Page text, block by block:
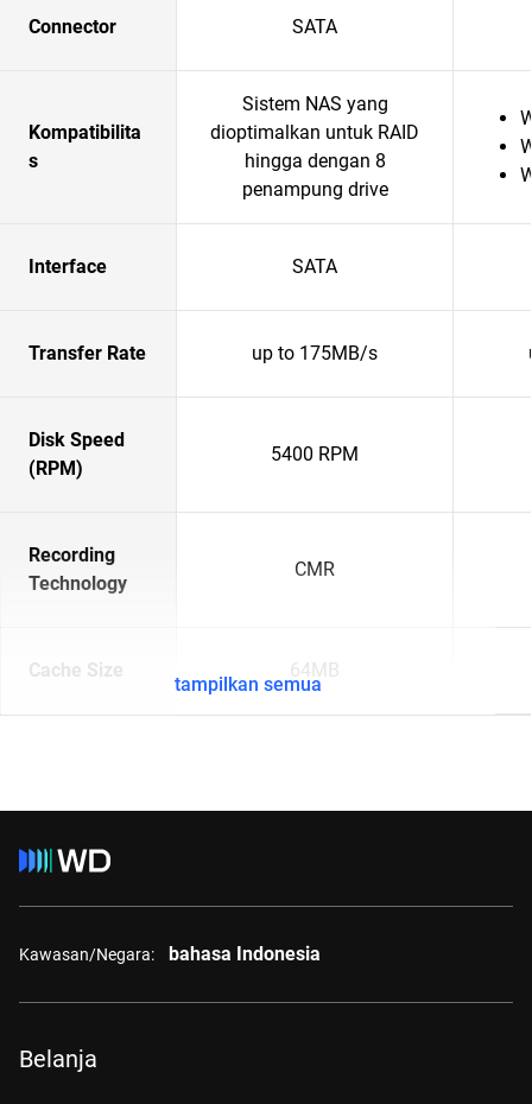
Connector SATA
Kompatibilita
s
Sistem NAS yang
dioptimalkan untuk RAID
hingga dengan 8
penampung drive
Interface SATA
Transfer Rate up to 175MB/s
Disk Speed
(RPM)
5400 RPM
Recording
Technology
CMR
Cache Size 64MB
tampilkan semua
Kawasan/Negara: bahasa Indonesia
Belanja